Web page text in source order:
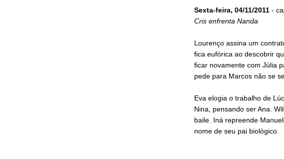
Sexta-feira, 04/11/2011-
Cris enfrenta Nanda
Lourenço assina um
fica eufórica ao descobrir
ficar novamente com Júlia
pede para Marcos não se
Eva elogia o trabalho de
Nina, pensando ser Ana.
baile. Iná repreende
nome de seu pai biológico.